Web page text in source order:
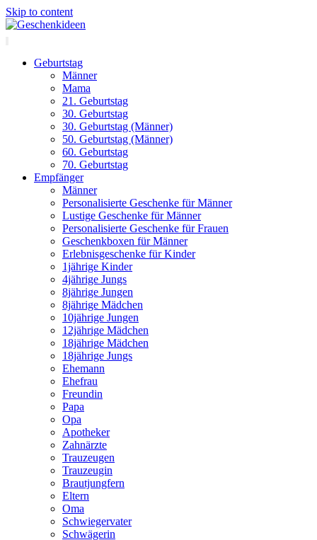
Skip to content
Geburtstag
Männer
Mama
21. Geburtstag
30. Geburtstag
30. Geburtstag (Männer)
50. Geburtstag (Männer)
60. Geburtstag
70. Geburtstag
Empfänger
Männer
Personalisierte Geschenke für Männer
Lustige Geschenke für Männer
Personalisierte Geschenke für Frauen
Geschenkboxen für Männer
Erlebnisgeschenke für Kinder
1jährige Kinder
4jährige Jungs
8jährige Jungen
8jährige Mädchen
10jährige Jungen
12jährige Mädchen
18jährige Mädchen
18jährige Jungs
Ehemann
Ehefrau
Freundin
Papa
Opa
Apotheker
Zahnärzte
Trauzeugen
Trauzeugin
Brautjungfern
Eltern
Oma
Schwiegervater
Schwägerin